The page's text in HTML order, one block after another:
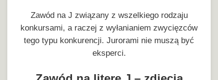
Zawód na J związany z wszelkiego rodzaju
konkursami, a raczej z wyłanianiem zwycięzców
tego typu konkurencji. Jurorami nie muszą być
eksperci.